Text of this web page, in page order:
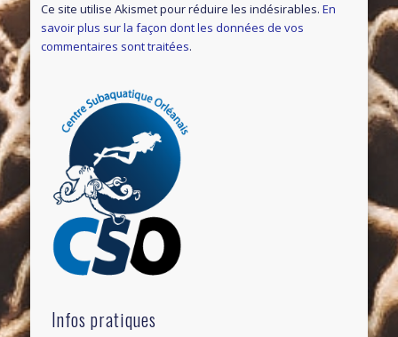
Ce site utilise Akismet pour réduire les indésirables.En
savoir plus sur la façon dont les données de vos
commentaires sont traitées.
Infos pratiques